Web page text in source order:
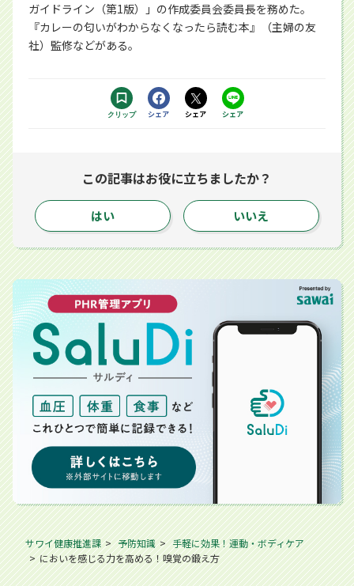
ガイドライン（第1版）」の作成委員会委員長を務めた。
『カレーの匂いがわからなくなったら読む本』（主婦の友
社）監修などがある。
クリップ Facebookで
シェア
Xで
シェア
LINEで
シェア
この記事はお役に立ちましたか？
はい いいえ
サワイ健康推進課 予防知識
手軽に効果！運動・ボディケア
においを感じる力を高める！嗅覚の鍛え方